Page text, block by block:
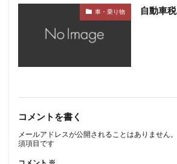
車・乗り物 自動車税
コメントを書く
メールアドレスが公開されることはありません。
須項目です